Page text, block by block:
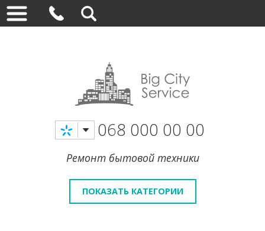
068 000 00 00
Ремонт бытовой техники
ПОКАЗАТЬ КАТЕГОРИИ